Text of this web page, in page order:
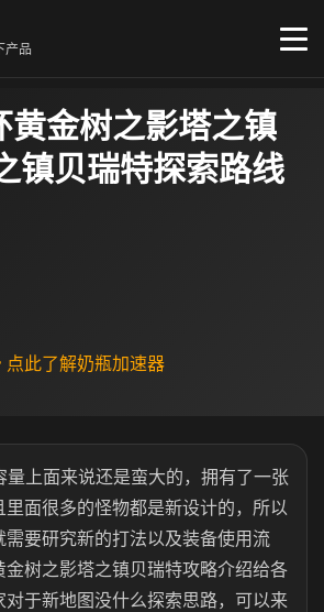
产品
黄金树之影塔之镇
镇贝瑞特探索路线
此了解奶瓶加速器
量上面来说还是蛮大的，拥有了一张
面很多的怪物都是新设计的，所以
要研究新的打法以及装备使用流
树之影塔之镇贝瑞特攻略介绍给各
于新地图没什么探索思路，可以来